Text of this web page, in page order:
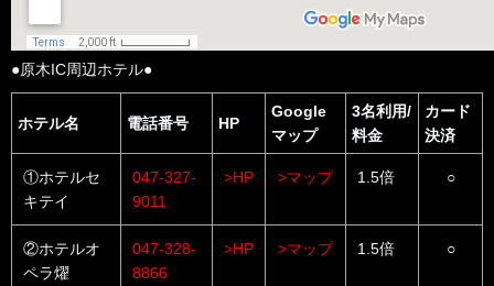
●原木IC周辺ホテル●
ホテル名 電話番号 HP
Google
マップ
3名利用/
料金
カード
決済
①ホテルセ
キテイ
047-327-
9011
>HP >マップ 1.5倍 ○
②ホテルオ
ペラ燿
047-328-
8866
>HP >マップ 1.5倍 ○